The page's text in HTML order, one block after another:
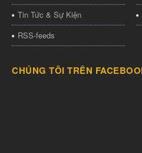
Tin Tức & Sự Kiện
RSS-feeds
CHÚNG TÔI TRÊN